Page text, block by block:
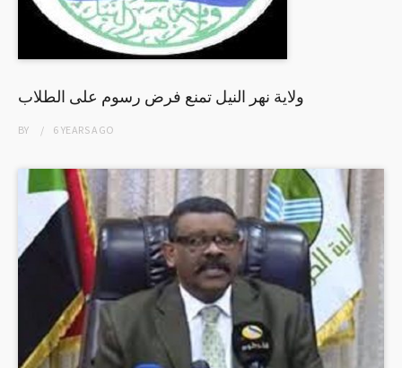
ولاية نهر النيل تمنع فرض رسوم على الطلاب
BY 6 YEARSAGO